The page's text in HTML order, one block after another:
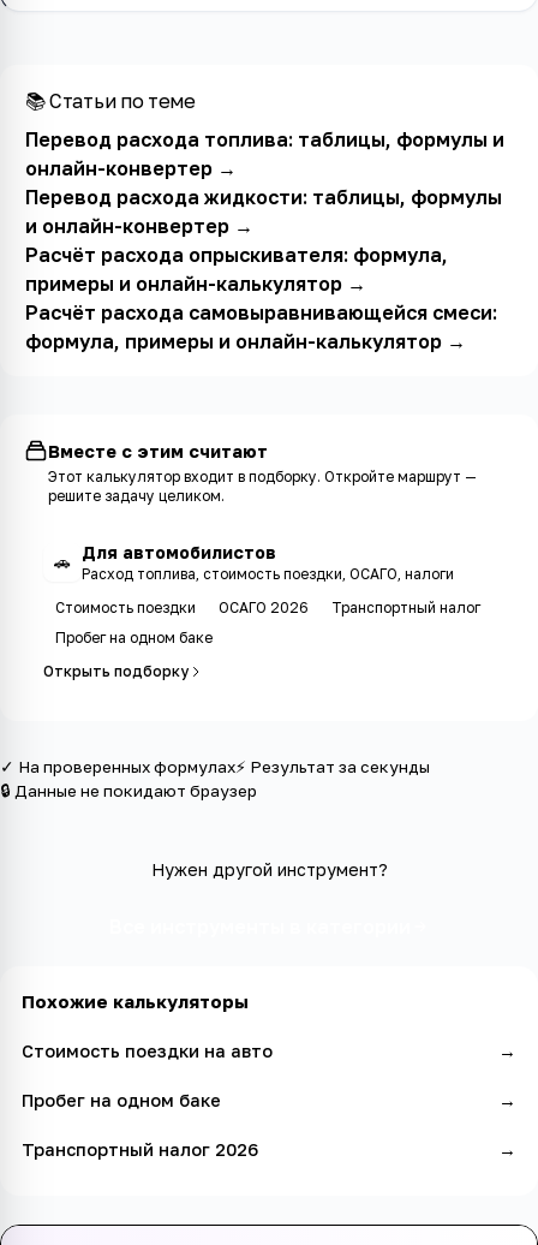
📚 Статьи по теме
Перевод расхода топлива: таблицы, формулы и
онлайн-конвертер→
Перевод расхода жидкости: таблицы, формулы
и онлайн-конвертер→
Расчёт расхода опрыскивателя: формула,
примеры и онлайн-калькулятор→
Расчёт расхода самовыравнивающейся смеси:
формула, примеры и онлайн-калькулятор→
Вместе с этим считают
Этот калькулятор входит в подборку. Откройте маршрут —
решите задачу целиком.
🚗 Для автомобилистов
Расход топлива, стоимость поездки, ОСАГО, налоги
Стоимость поездки
ОСАГО 2026
Транспортный налог
Пробег на одном баке
Открыть подборку
✓ На проверенных формулах⚡ Результат за секунды
🔒 Данные не покидают браузер
Нужен другой инструмент?
Похожие калькуляторы
Стоимость поездки на авто →
Пробег на одном баке →
Транспортный налог 2026 →